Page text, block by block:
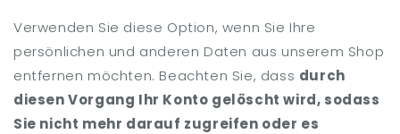
Verwenden Sie diese Option, wenn Sie Ihre
persönlichen und anderen Daten aus unserem Shop
entfernen möchten. Beachten Sie, dass durch
diesen Vorgang Ihr Konto gelöscht wird, sodass
Sie nicht mehr darauf zugreifen oder es